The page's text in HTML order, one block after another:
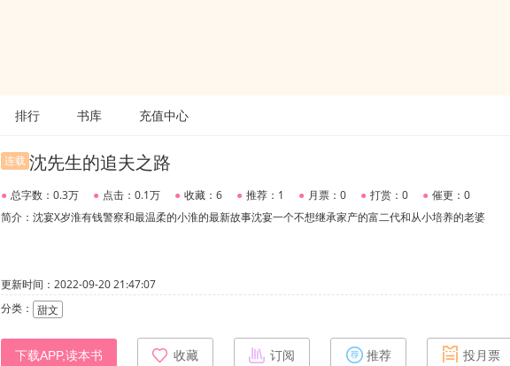
排行 书库 充值中心
连载 沈先生的追夫之路
● 总字数：0.3万 ● 点击：0.1万 ● 收藏：6 ● 推荐：1 ● 月票：0 ● 打赏：0 ● 催更：0
简介：沈宴X岁淮有钱警察和最温柔的小淮的最新故事沈宴一个不想继承家产的富二代和从小培养的老婆
更新时间：2022-09-20 21:47:07
分类： 甜文
下载APP,读本书 收藏 订阅 推荐 投月票